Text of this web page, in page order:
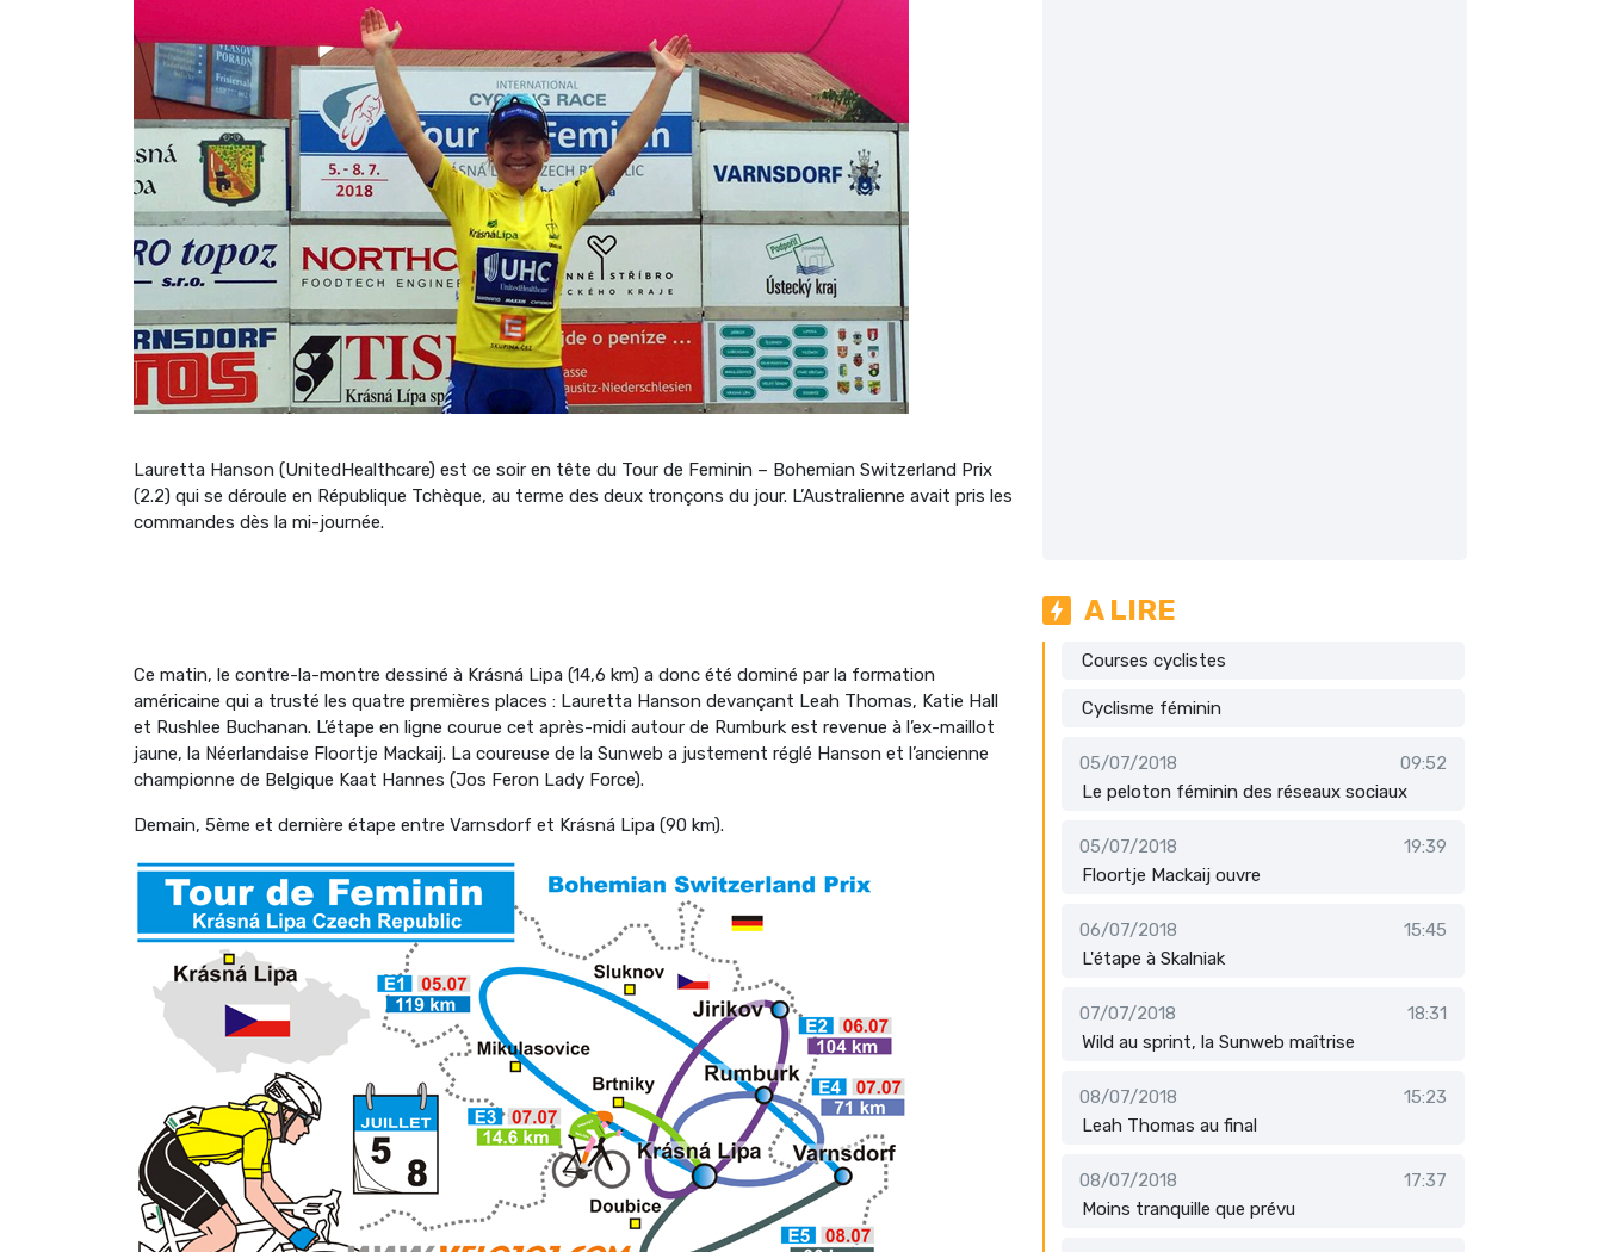
Lauretta Hanson (UnitedHealthcare) est ce soir en tête du Tour de Feminin – Bohemian Switzerland Prix
(2.2) qui se déroule en République Tchèque, au terme des deux tronçons du jour. L’Australienne avait pris les
commandes dès la mi-journée.
Ce matin, le contre-la-montre dessiné à Krásná Lipa (14,6 km) a donc été dominé par la formation
américaine qui a trusté les quatre premières places : Lauretta Hanson devançant Leah Thomas, Katie Hall
et Rushlee Buchanan. L’étape en ligne courue cet après-midi autour de Rumburk est revenue à l’ex-maillot
jaune, la Néerlandaise Floortje Mackaij. La coureuse de la Sunweb a justement réglé Hanson et l’ancienne
championne de Belgique Kaat Hannes (Jos Feron Lady Force).
Demain, 5ème et dernière étape entre Varnsdorf et Krásná Lipa (90 km).
A LIRE
Courses cyclistes
Cyclisme féminin
05/07/2018
09:52
Le peloton féminin des réseaux sociaux
05/07/2018
19:39
Floortje Mackaij ouvre
06/07/2018
15:45
L'étape à Skalniak
07/07/2018
18:31
Wild au sprint, la Sunweb maîtrise
08/07/2018
15:23
Leah Thomas au final
08/07/2018
17:37
Moins tranquille que prévu